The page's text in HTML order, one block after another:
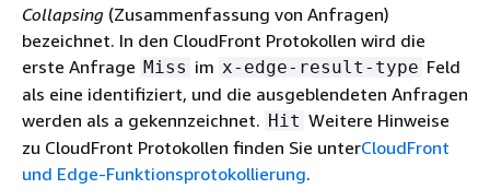
Collapsing (Zusammenfassung von Anfragen)
bezeichnet. In den CloudFront Protokollen wird die
erste Anfrage Miss im x-edge-result-type Feld
als eine identifiziert, und die ausgeblendeten Anfragen
werden als a gekennzeichnet. Hit Weitere Hinweise
zu CloudFront Protokollen finden Sie unterCloudFront
und Edge-Funktionsprotokollierung.